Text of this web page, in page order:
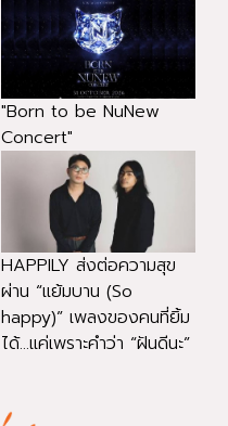
"Born to be NuNew
Concert"
HAPPILY ส่งต่อความสุข
ผ่าน “แย้มบาน (So
happy)” เพลงของคนที่ยิ้ม
ได้...แค่เพราะคำว่า “ฝันดีนะ”